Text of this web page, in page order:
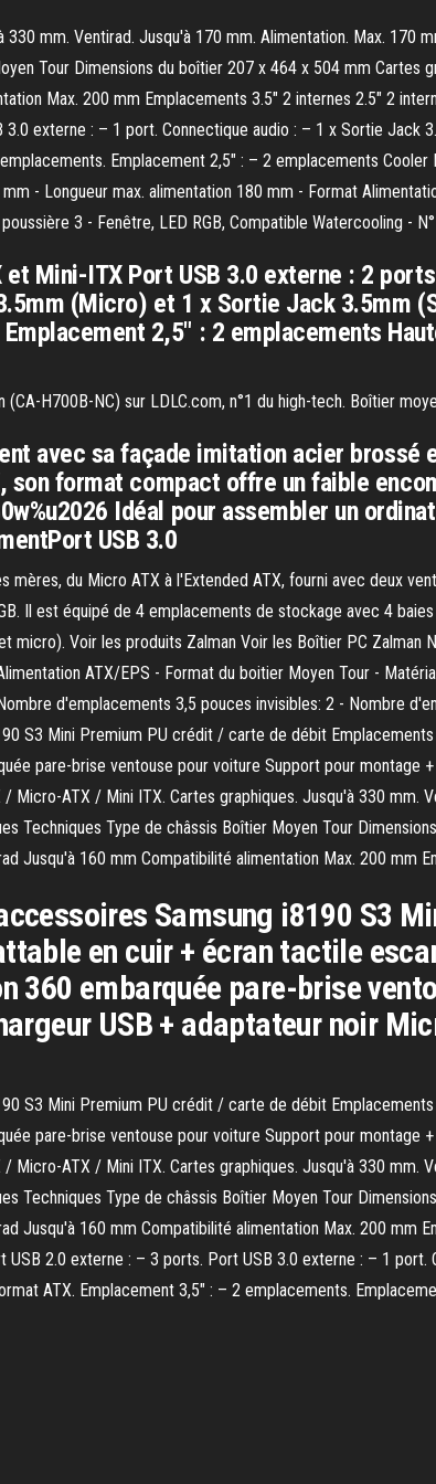
mm. Ventirad. Jusqu'à 170 mm. Alimentation. Max. 170
Tour Dimensions du boîtier 207 x 464 x 504 mm Cartes
Max. 200 mm Emplacements 3.5" 2 internes 2.5" 2
externe : – 1 port. Connectique audio : – 1 x Sortie Jack
Emplacement 2,5″ : – 2 emplacements
- Longueur max. alimentation 180 mm - Format
3 - Fenêtre, LED RGB, Compatible Watercooling -
Mini-ITX Port USB 3.0 externe : 2
(Micro) et 1 x Sortie Jack 3.5mm
2,5" : 2 emplacements
H700B-NC) sur LDLC.com, n°1 du high-tech. Boîtier
avec sa façade imitation acier
format compact offre un faible
Idéal pour assembler un
USB 3.0
du Micro ATX à l'Extended ATX, fourni avec deux
Il est équipé de 4 emplacements de stockage avec 4
micro). Voir les produits Zalman Voir les Boîtier PC Zalman
ATX/EPS - Format du boitier Moyen Tour -
d'emplacements 3,5 pouces invisibles: 2 - Nombre
S3 Mini Premium PU crédit / carte de débit
pare-brise ventouse pour voiture Support pour montage
Micro-ATX / Mini ITX. Cartes graphiques. Jusqu'à 330 mm.
Techniques Type de châssis Boîtier Moyen Tour
Jusqu'à 160 mm Compatibilité alimentation Max. 200 mm
Samsung i8190 S3
en cuir + écran tactile
360 embarquée pare-brise
USB + adaptateur noir
S3 Mini Premium PU crédit / carte de débit
pare-brise ventouse pour voiture Support pour montage
Micro-ATX / Mini ITX. Cartes graphiques. Jusqu'à 330 mm.
Techniques Type de châssis Boîtier Moyen Tour
Jusqu'à 160 mm Compatibilité alimentation Max. 200 mm
USB 2.0 externe : – 3 ports. Port USB 3.0 externe : – 1
ATX. Emplacement 3,5″ : – 2 emplacements.